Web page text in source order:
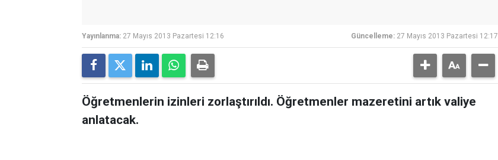
Yayınlanma: 27 Mayıs 2013 Pazartesi 12:16 Güncelleme: 27 Mayıs 2013 Pazartesi 12:17
Öğretmenlerin izinleri zorlaştırıldı. Öğretmenler mazeretini artık valiye
anlatacak.